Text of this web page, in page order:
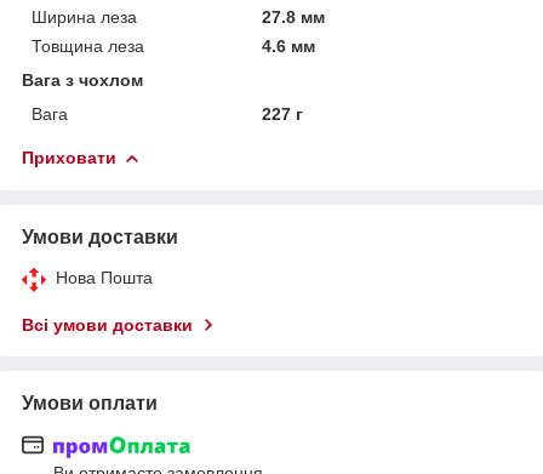
Ширина леза
27.8 мм
Товщина леза
4.6 мм
Вага з чохлом
Вага
227 г
Приховати
Умови доставки
Нова Пошта
Всі умови доставки
Умови оплати